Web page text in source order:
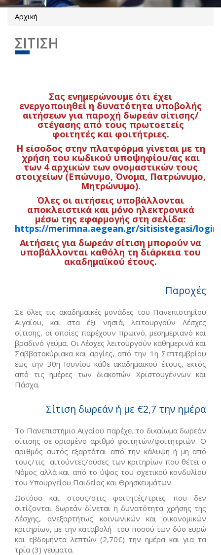
Είστε εδώ
Αρχική
ΣΙΤΙΣΗ
Σας ενημερώνουμε ότι έχει
ενεργοποιηθεί η δυνατότητα υποβολής
αιτήσεων για παροχή δωρεάν σίτισης/
στέγασης από τους πρωτοετείς
φοιτητές και φοιτήτριες.
Η είσοδος στην πλατφόρμα γίνεται με τη
χρήση του κωδικού υποψηφίου/ας και
των 4 αρχικών των ονομαστικών τους
στοιχείων (Επώνυμο, Όνομα, Πατρώνυμο,
Μητρώνυμο).
Όλες οι αιτήσεις υποβάλλονται
αποκλειστικά και μόνο ηλεκτρονικά
μέσω της εφαρμογής στη σελίδα:
https://merimna.aegean.gr/sitisistegasi/
Αιτήσεις για δωρεάν σίτιση μπορούν να
υποβάλλονται καθόλη τη διάρκεια του
ακαδημαϊκού έτους.
Παροχές
Σε όλες τις ακαδημαϊκές μονάδες του Πανεπιστημίου
Αιγαίου, και στα έξι νησιά, λειτουργούν Λέσχες
σίτισης, οι οποίες παρέχουν πρωινό, μεσημεριανό και
βραδινό γεύμα. Οι Λέσχες λειτουργούν καθημερινά και
Σαββατοκύριακα και αργίες, από την 1η Σεπτεμβρίου
έως την 30η Ιουνίου κάθε ακαδημαϊκού έτους, εκτός
από τις ημέρες των διακοπών Χριστουγέννων και
Πάσχα.
Σίτιση δωρεάν ή με €2,7 την ημέρα
Το Πανεπιστήμιο Αιγαίου παρέχει το δικαίωμα δωρεάν
σίτισης σε ορισμένο αριθμό φοιτητών/φοιτητριών. Ο
αριθμός αυτός εξαρτάται από την κάλυψη ή μη από
τους/τις αιτούντες/ούσες των κριτηρίων που θέτει ο
Νόμος αλλά και από το ύψος του σχετικού κονδυλίου
του Υπουργείου Παιδείας και Θρησκευμάτων.
Ωστόσο και στους/στις φοιτητές/τριες που δεν
σιτίζονται δωρεάν δίνεται η δυνατότητα χρήσης της
Λέσχης, ανεξαρτήτως κοινωνικών και οικονομικών
κριτηρίων, με την καταβολή του ποσού των δύο ευρώ
και εβδομήντα λεπτών (2,70€) την ημέρα και για τα
τρία (3) γεύματα.